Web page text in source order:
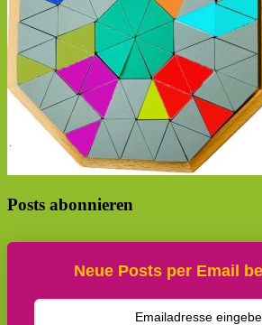
Posts abonnieren
Neue Posts per Email